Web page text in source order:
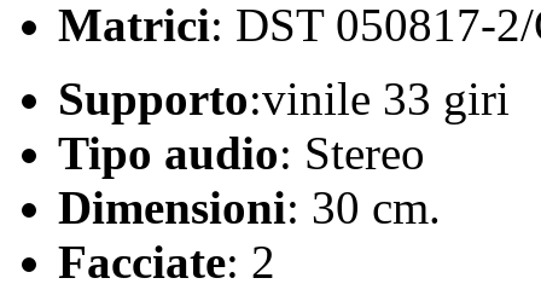
Matrici: DST 050817-
Supporto:vinile 33 giri
Tipo audio: Stereo
Dimensioni: 30 cm.
Facciate: 2